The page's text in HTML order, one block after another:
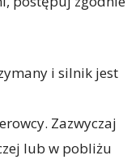
i silnik jest
Zazwyczaj
lub w pobliżu